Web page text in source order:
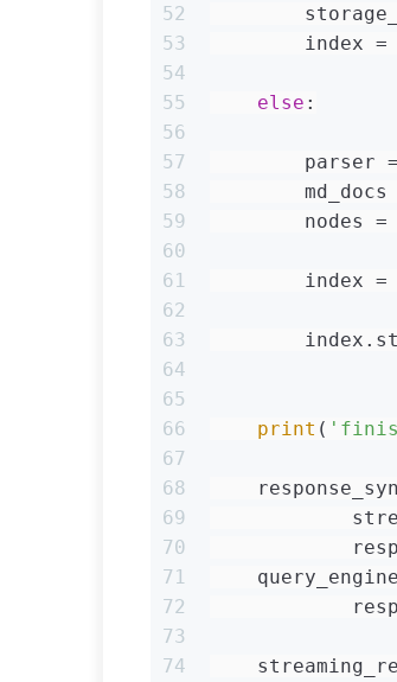
52
53
54
55
56
57
58
59
60
61
62
63
64
65
66
67
68
69
70
71
72
73
74
index =
else :
parser
md_docs
nodes =
index =
print (